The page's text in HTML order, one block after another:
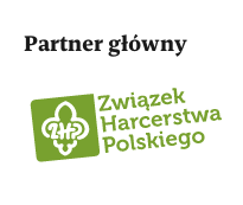
Partner główny